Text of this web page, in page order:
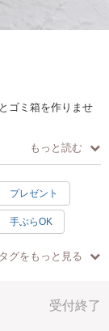
ゴミ箱を作りませ
ていらっしゃいま
その場所で過ごす
りますよね。
すると、後からご
もっと読む
プレゼント
手ぶらOK
タグをもっと見る
受付終了